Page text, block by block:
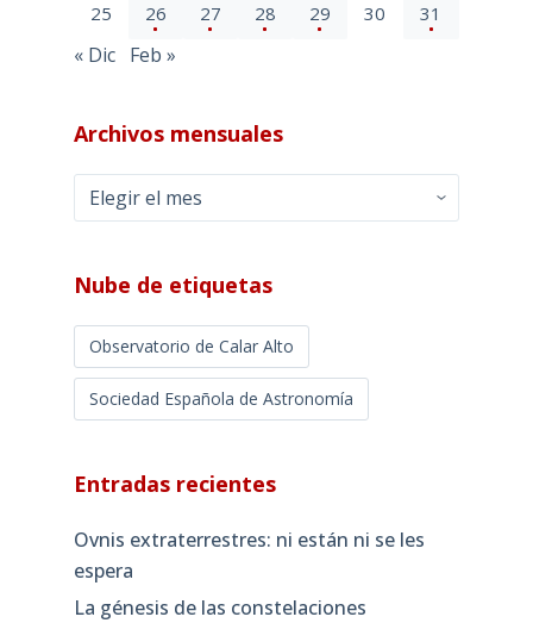
25 26 27 28 29 30 31
« Dic Feb »
Archivos mensuales
Archivos
mensuales
Nube de etiquetas
Observatorio de Calar Alto
Sociedad Española de Astronomía
Entradas recientes
Ovnis extraterrestres: ni están ni se les
espera
La génesis de las constelaciones